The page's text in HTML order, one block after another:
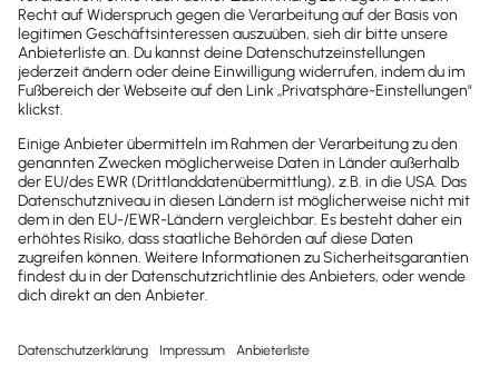
DSGVO-konform
Deine Daten werden nach strengsten
Datenschutzregeln verarbeitet und gespeichert. So
behältst du die volle Kontrolle über
personenbezogene Daten – transparent, sicher und
rechtskonform.